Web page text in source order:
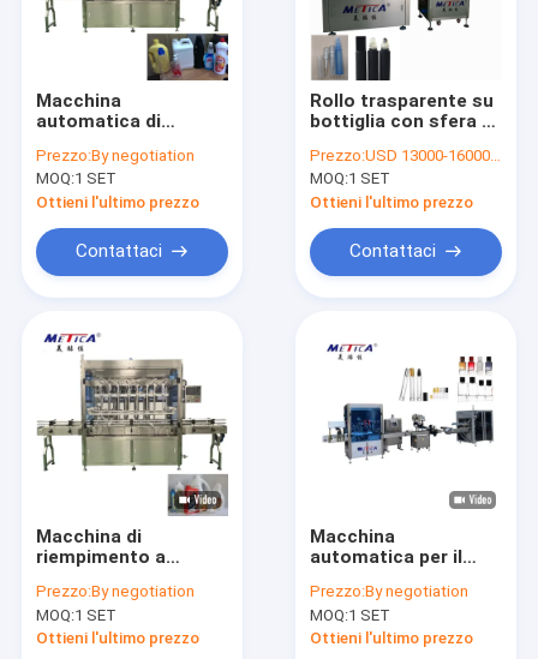
Macchina
automatica di
500KG Output 1000-
5000 BPH
Prezzo:By negotiation
MOQ:1 SET
Ottieni l'ultimo prezzo
Contattaci
Rollo trasparente su
bottiglia con sfera a
garantisce
l'applicazione
agevole di profumi,
oli essenziali e
cosmetici
Prezzo:USD 13000-16000/SET
MOQ:1 SET
Ottieni l'ultimo prezzo
Contattaci
Macchina di
riempimento a
consumo di potenza
completamente
automatica da 3 kW
Prezzo:By negotiation
MOQ:1 SET
Ottieni l'ultimo prezzo
Macchina
automatica per il
crimpatura,
l'etichettatura e il
confezionamento di
Prezzo:By negotiation
MOQ:1 SET
Ottieni l'ultimo prezzo